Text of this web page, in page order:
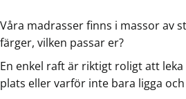
Våra madrasser finns i massor av
färger, vilken passar er?
En enkel raft är riktigt roligt att
plats eller varför inte bara ligga